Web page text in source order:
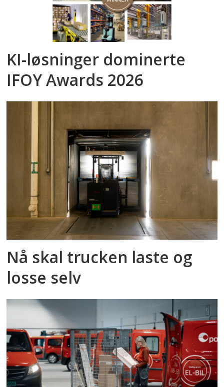
KI-løsninger dominerte
IFOY Awards 2026
Nå skal trucken laste og
losse selv